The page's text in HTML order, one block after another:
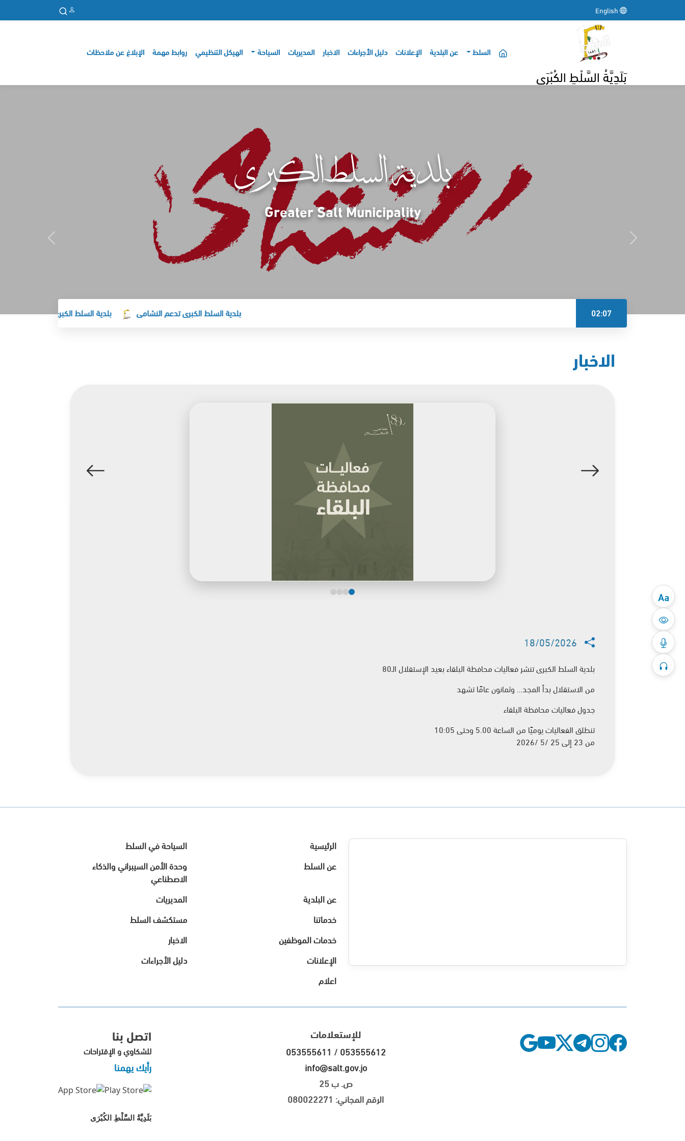
بَلَدِيَّةُ السَّلْطِ الكُبْرَى
السلط عن البلدية الإعلانات دليل الأجراءات الاخبار المديريات السياحة الهيكل التنظيمي روابط مهمة الإبلاغ عن ملاحظات
Aa
بلدية السلط الكبرى
Greater Salt Municipality
02:07 بلدية السلط الكبرى تدعم النشامى بلدية السلط الكبرى تهنئ جلالة الملك
الاخبار
18/05/2026
بلدية السلط الكبرى تنشر فعاليات محافظة البلقاء بعيد الإستقلال الـ80
من الاستقلال بدأ المجد… وثمانون عامًا تشهد
جدول فعاليات محافظة البلقاء
تنطلق الفعاليات يوميًا من الساعة 5.00 وحتى 10:05
من 23 إلى 25 /5 /2026
الرئيسية
السياحة في السلط
عن السلط
وحدة الأمن السيبراني والذكاء
الاصطناعي
عن البلدية
المديريات
خدماتنا
مستكشف السلط
خدمات الموظفين
الاخبار
الإعلانات
دليل الأجراءات
اعلام
للإستعلامات
053555611 /053555612
info@salt.gov.jo
ص. ب 25
الرقم المجاني: 080022271
اتصل بنا
للشكاوي و الإقتراحات
رأيك يهمنا
بَلَدِيَّةُ السَّلْطِ الكُبْرَى